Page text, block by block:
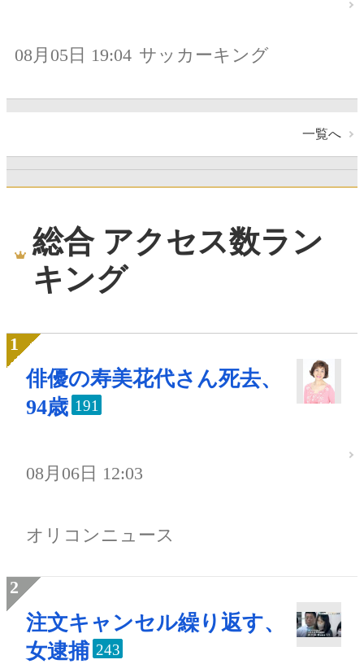
08月05日 19:04 サッカーキング
一覧へ
総合 アクセス数ラン
キング
俳優の寿美花代さん死去、
94歳 191
08月06日 12:03
オリコンニュース
注文キャンセル繰り返す、
女逮捕 243